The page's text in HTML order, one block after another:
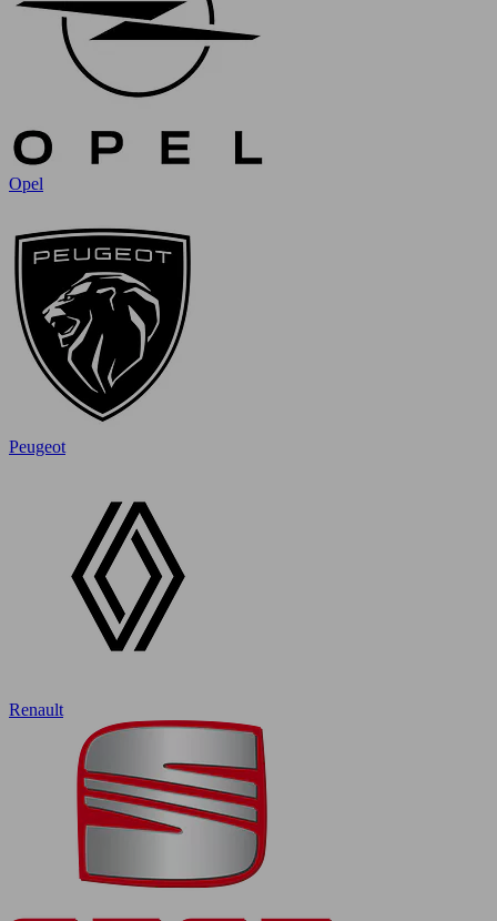
Opel
Peugeot
Renault